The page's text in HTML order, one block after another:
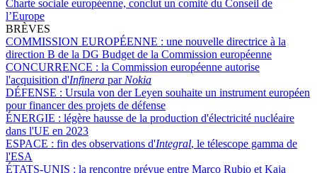
Charte sociale européenne, conclut un comité du Conseil de
l’Europe
BRÈVES
COMMISSION EUROPÉENNE : une nouvelle directrice à la
direction B de la DG Budget de la Commission européenne
CONCURRENCE : la Commission européenne autorise
l'acquisition d'Infinera par Nokia
DÉFENSE : Ursula von der Leyen souhaite un instrument européen
pour financer des projets de défense
ÉNERGIE : légère hausse de la production d'électricité nucléaire
dans l'UE en 2023
ESPACE : fin des observations d'Integral, le télescope gamma de
l'ESA
ÉTATS-UNIS : la rencontre prévue entre Marco Rubio et Kaja